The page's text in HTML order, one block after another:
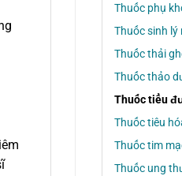
Thuốc phụ
Thuốc sinh lý
Thuốc thải
Thuốc thảo
Thuốc tiểu
Thuốc tiêu
Thuốc tim
Thuốc ung